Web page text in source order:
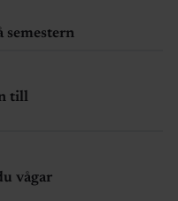
semestern
till
vågar